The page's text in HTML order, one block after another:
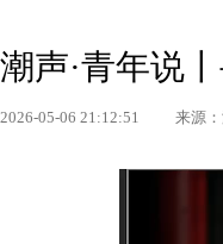
潮声·青年说
2026-05-06 21:12:51 来源